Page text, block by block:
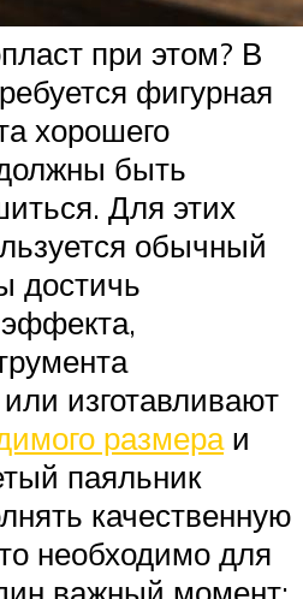
при этом? В
фигурная
хорошего
быть
Для этих
обычный
достичь
изготавливают
размераи
паяльник
качественную
необходимо для